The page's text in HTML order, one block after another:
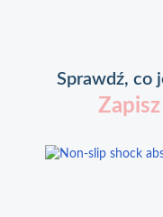
Sprawdź, co